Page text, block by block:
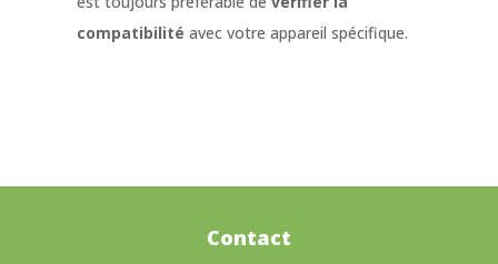
compatibilité avec votre appareil spécifique.
Contact